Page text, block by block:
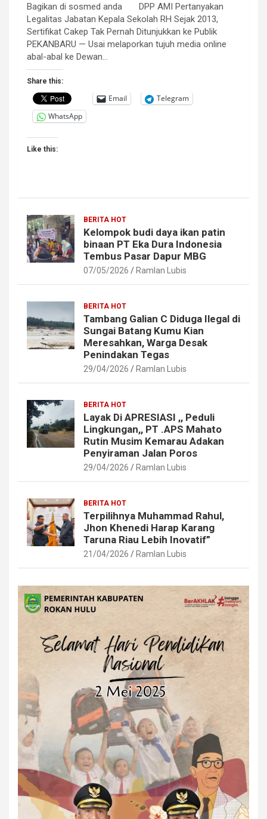
Bagikan di sosmed anda DPP AMI Pertanyakan
Legalitas Jabatan Kepala Sekolah RH Sejak 2013,
Sertifikat Cakep Tak Pernah Ditunjukkan ke Publik
PEKANBARU — Usai melaporkan tujuh media online
abal-abal ke Dewan…
Share this:
Email
Telegram
WhatsApp
Like this:
BERITA HOT
Kelompok budi daya ikan patin
binaan PT Eka Dura Indonesia
Tembus Pasar Dapur MBG
07/05/2026 Ramlan Lubis
BERITA HOT
Tambang Galian C Diduga Ilegal di
Sungai Batang Kumu Kian
Meresahkan, Warga Desak
Penindakan Tegas
29/04/2026 Ramlan Lubis
BERITA HOT
Layak Di APRESIASI ,, Peduli
Lingkungan,, PT .APS Mahato
Rutin Musim Kemarau Adakan
Penyiraman Jalan Poros
29/04/2026 Ramlan Lubis
BERITA HOT
Terpilihnya Muhammad Rahul,
Jhon Khenedi Harap Karang
Taruna Riau Lebih Inovatif”
21/04/2026 Ramlan Lubis